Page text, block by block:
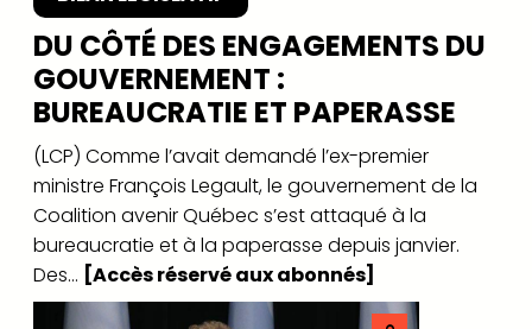
DU CÔTÉ DES ENGAGEMENTS DU
GOUVERNEMENT :
BUREAUCRATIE ET PAPERASSE
(LCP) Comme l’avait demandé l’ex-premier
ministre François Legault, le gouvernement de la
Coalition avenir Québec s’est attaqué à la
bureaucratie et à la paperasse depuis janvier.
Des... [Accès réservé aux abonnés]